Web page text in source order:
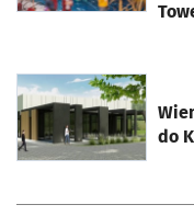
do
otworzy się w nowej